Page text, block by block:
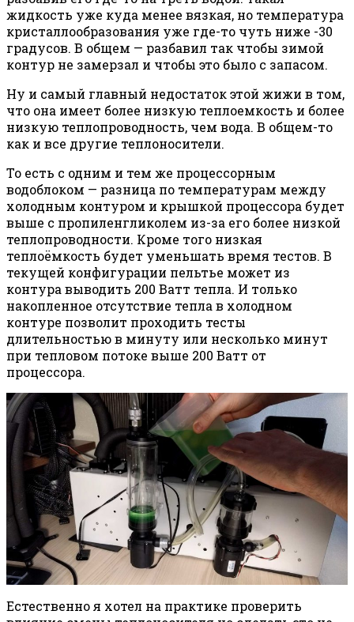
жидкость уже куда менее вязкая, но температура
кристаллообразования уже где-то чуть ниже -30
градусов. В общем — разбавил так чтобы зимой
контур не замерзал и чтобы это было с запасом.
Ну и самый главный недостаток этой жижи в том,
что она имеет более низкую теплоемкость и более
низкую теплопроводность, чем вода. В общем-то
как и все другие теплоносители.
То есть с одним и тем же процессорным
водоблоком — разница по температурам между
холодным контуром и крышкой процессора будет
выше с пропиленгликолем из-за его более низкой
теплопроводности. Кроме того низкая
теплоёмкость будет уменьшать время тестов. В
текущей конфигурации пельтье может из
контура выводить 200 Ватт тепла. И только
накопленное отсутствие тепла в холодном
контуре позволит проходить тесты
длительностью в минуту или несколько минут
при тепловом потоке выше 200 Ватт от
процессора.
Естественно я хотел на практике проверить